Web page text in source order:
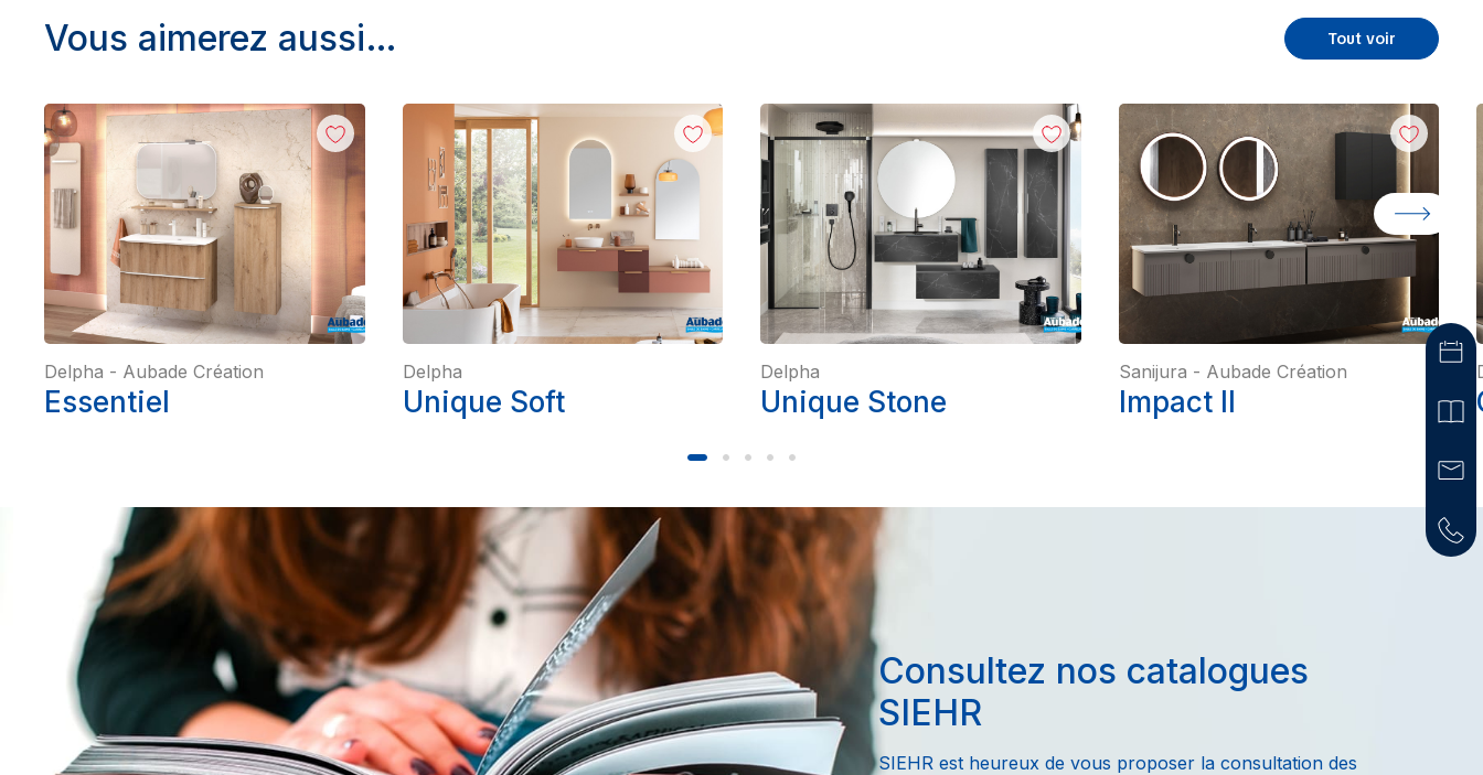
Vous aimerez aussi…
Delpha - Aubade Création
Essentiel
Delpha
Unique Soft
Delpha
Unique Stone
Sanijura - Aubade Création
Impact II
Tout voir
Consultez nos catalogues
SIEHR
SIEHR est heureux de vous proposer la consultation des